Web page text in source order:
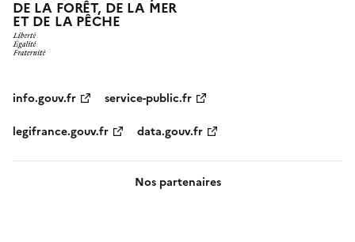
DE LA FORÊT, DE LA MER
ET DE LA PÊCHE
info.gouv.fr
service-public.fr
legifrance.gouv.fr
data.gouv.fr
Nos partenaires